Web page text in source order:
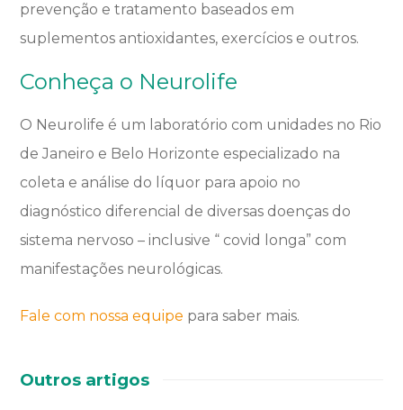
prevenção e tratamento baseados em
suplementos antioxidantes, exercícios e outros.
Conheça o Neurolife
O Neurolife é um laboratório com unidades no Rio
de Janeiro e Belo Horizonte especializado na
coleta e análise do líquor para apoio no
diagnóstico diferencial de diversas doenças do
sistema nervoso – inclusive “ covid longa” com
manifestações neurológicas.
Fale com nossa equipe para saber mais.
Outros artigos